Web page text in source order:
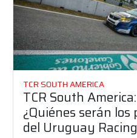
TCR SOUTH AMERICA
TCR South America:
¿Quiénes serán los
del Uruguay